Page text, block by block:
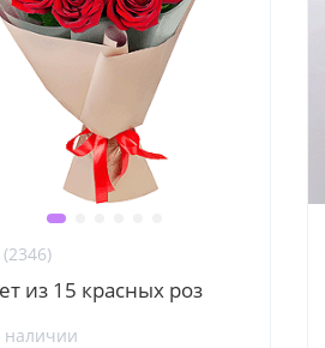
(2346)
из 15 красных роз
наличии